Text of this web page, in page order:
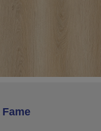
Fame